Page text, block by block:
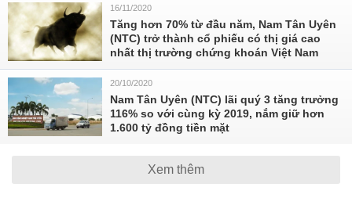
16/11/2020
Tăng hơn 70% từ đầu năm, Nam Tân Uyên
(NTC) trở thành cổ phiếu có thị giá cao
nhất thị trường chứng khoán Việt Nam
20/10/2020
Nam Tân Uyên (NTC) lãi quý 3 tăng trưởng
116% so với cùng kỳ 2019, nắm giữ hơn
1.600 tỷ đồng tiền mặt
Xem thêm